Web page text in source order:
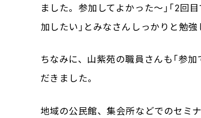
ました。参加してよかった～」「2回
加したい」とみなさんしっかりと勉
ちなみに、山紫苑の職員さんも「参
だきました。
地域の公民館、集会所などでのセミ